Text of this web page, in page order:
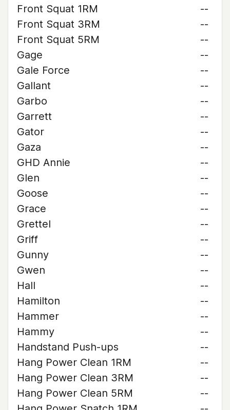
Front Squat 1RM
--
Front Squat 3RM
--
Front Squat 5RM
--
Gage
--
Gale Force
--
Gallant
--
Garbo
--
Garrett
--
Gator
--
Gaza
--
GHD Annie
--
Glen
--
Goose
--
Grace
--
Grettel
--
Griff
--
Gunny
--
Gwen
--
Hall
--
Hamilton
--
Hammer
--
Hammy
--
Handstand Push-ups
--
Hang Power Clean 1RM
--
Hang Power Clean 3RM
--
Hang Power Clean 5RM
--